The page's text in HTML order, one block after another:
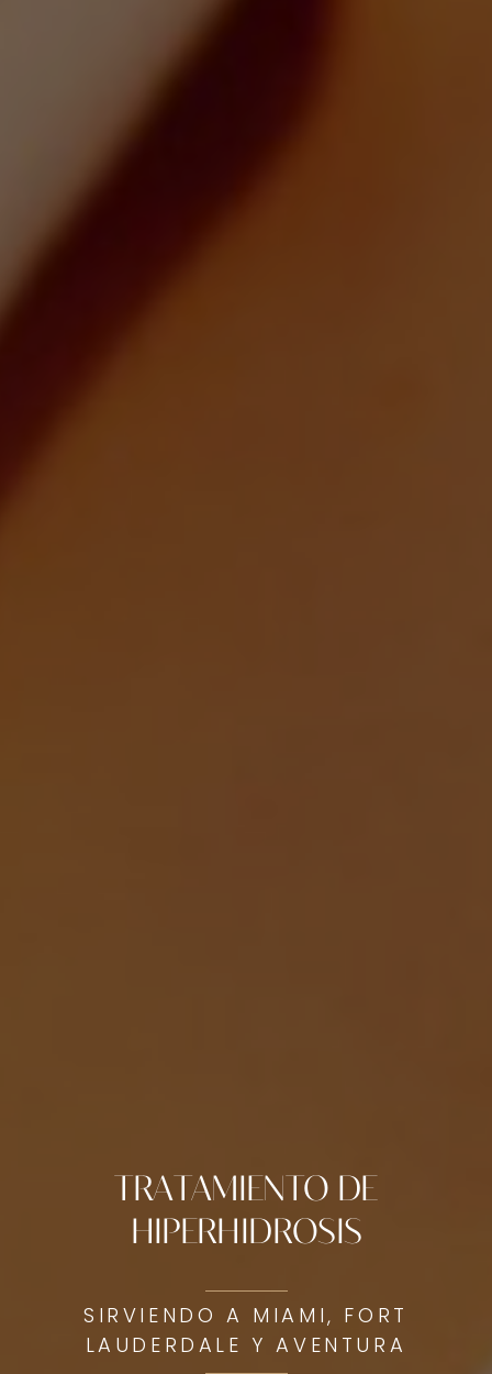
TRATAMIENTO DE
HIPERHIDROSIS
SIRVIENDO A MIAMI, FORT
LAUDERDALE Y AVENTURA